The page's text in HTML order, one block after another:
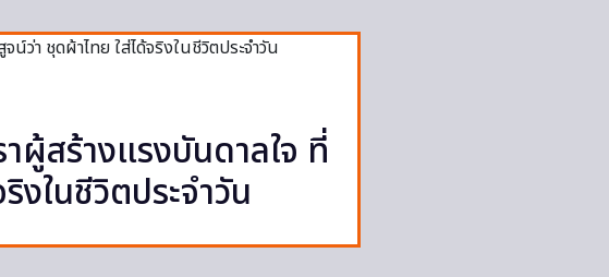
ผู้สร้างแรงบันดาลใจ ที่
งในชีวิตประจำวัน